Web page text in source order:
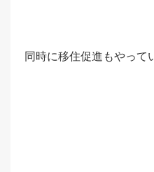
同時に移住促進もやって